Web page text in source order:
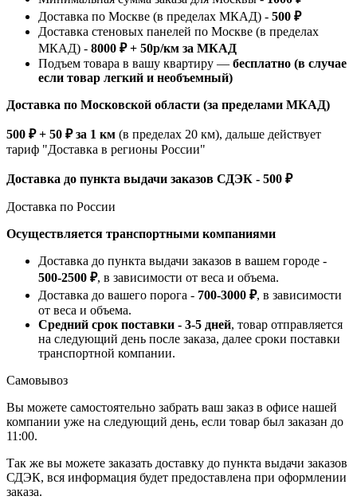
Доставка по Москве (в пределах МКАД) - 500 ₽
Доставка стеновых панелей по Москве (в пределах
МКАД) - 8000 ₽ + 50р/км за МКАД
Подъем товара в вашу квартиру — бесплатно (в случае
если товар легкий и необъемный)
Доставка по Московской области (за пределами МКАД)
500 ₽ + 50 ₽ за 1 км (в пределах 20 км), дальше действует
тариф "Доставка в регионы России"
Доставка до пункта выдачи заказов СДЭК - 500 ₽
Доставка по России
Осуществляется транспортными компаниями
Доставка до пункта выдачи заказов в вашем городе -
500-2500 ₽, в зависимости от веса и объема.
Доставка до вашего порога - 700-3000 ₽, в зависимости
от веса и объема.
Средний срок поставки - 3-5 дней, товар отправляется
на следующий день после заказа, далее сроки поставки
транспортной компании.
Самовывоз
Вы можете самостоятельно забрать ваш заказ в офисе нашей
компании уже на следующий день, если товар был заказан до
11:00.
Так же вы можете заказать доставку до пункта выдачи заказов
СДЭК, вся информация будет предоставлена при оформлении
заказа.